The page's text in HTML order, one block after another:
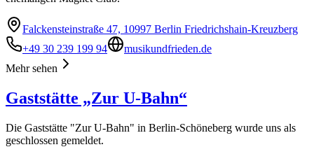
Falckensteinstraße 47, 10997 Berlin Friedrichshain-Kreuzberg
+49 30 239 199 94
musikundfrieden.de
Mehr sehen
Gaststätte „Zur U-Bahn“
Die Gaststätte "Zur U-Bahn" in Berlin-Schöneberg wurde uns als
geschlossen gemeldet.